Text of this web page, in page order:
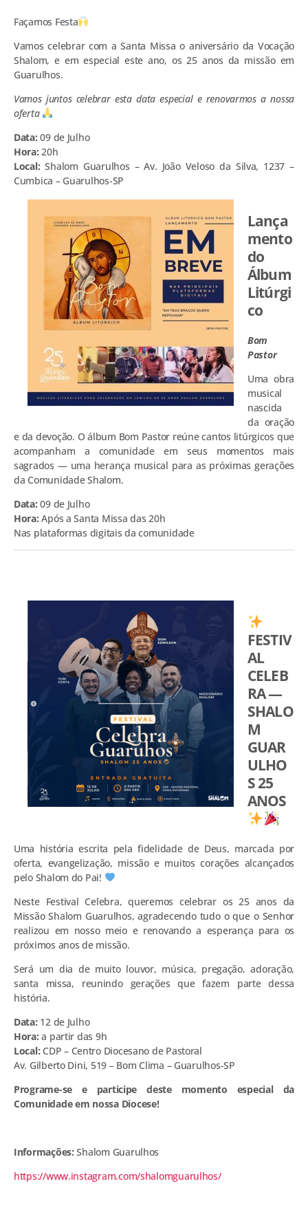
Façamos Festa
Vamos celebrar com a Santa Missa o aniversário da Vocação
Shalom, e em especial este ano, os 25 anos da missão em
Guarulhos.
Vamos juntos celebrar esta data especial e renovarmos a nossa
oferta
Data: 09 de Julho
Hora: 20h
Local: Shalom Guarulhos – Av. João Veloso da Silva, 1237 –
Cumbica – Guarulhos-SP
Lança
mento
do
Álbum
Litúrgi
co
Bom
Pastor
Uma obra
musical
nascida
da oração
e da devoção. O álbum Bom Pastor reúne cantos litúrgicos que
acompanham a comunidade em seus momentos mais
sagrados — uma herança musical para as próximas gerações
da Comunidade Shalom.
Data: 09 de Julho
Hora: Após a Santa Missa das 20h
Nas plataformas digitais da comunidade
FESTIV
AL
CELEB
RA —
SHALO
M
GUAR
ULHO
S 25
ANOS
Uma história escrita pela fidelidade de Deus, marcada por
oferta, evangelização, missão e muitos corações alcançados
pelo Shalom do Pai!
Neste Festival Celebra, queremos celebrar os 25 anos da
Missão Shalom Guarulhos, agradecendo tudo o que o Senhor
realizou em nosso meio e renovando a esperança para os
próximos anos de missão.
Será um dia de muito louvor, música, pregação, adoração,
santa missa, reunindo gerações que fazem parte dessa
história.
Data: 12 de Julho
Hora: a partir das 9h
Local: CDP – Centro Diocesano de Pastoral
Av. Gilberto Dini, 519 – Bom Clima – Guarulhos-SP
Programe-se e participe deste momento especial da
Comunidade em nossa Diocese!
Informações: Shalom Guarulhos
https://www.instagram.com/shalomguarulhos/